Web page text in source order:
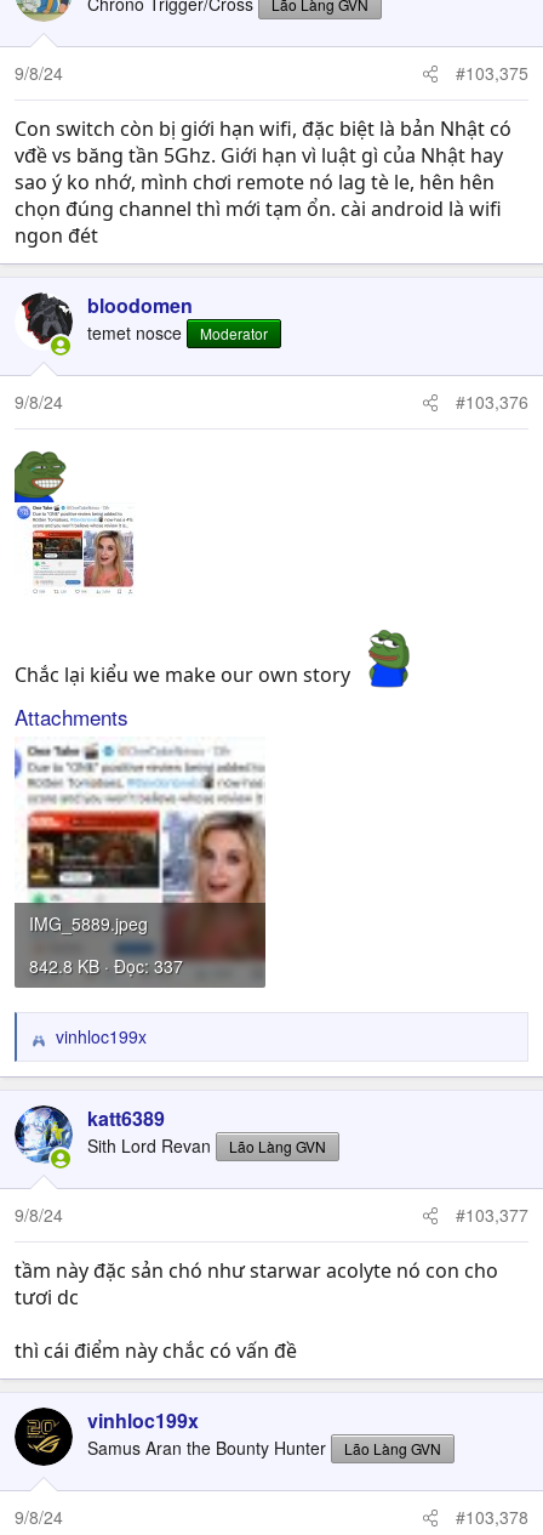
Lão Làng GVN
9/8/24 #103,375
Con switch còn bị giới hạn wifi, đặc biệt là bản Nhật có
vđề vs băng tần 5Ghz. Giới hạn vì luật gì của Nhật hay
sao ý ko nhớ, mình chơi remote nó lag tè le, hên hên
chọn đúng channel thì mới tạm ổn. cài android là wifi
ngon đét
bloodomen
temet nosce Moderator
9/8/24 #103,376
Chắc lại kiểu we make our own story
Attachments
IMG_5889.jpeg
842.8 KB · Đọc: 337
R
e
c
t
i
o
n
vinhloc199x
katt6389
Sith Lord Revan Lão Làng GVN
9/8/24 #103,377
tầm này đặc sản chó như starwar acolyte nó con cho
tươi dc
thì cái điểm này chắc có vấn đề
vinhloc199x
Samus Aran the Bounty Hunter Lão Làng GVN
9/8/24 #103,378